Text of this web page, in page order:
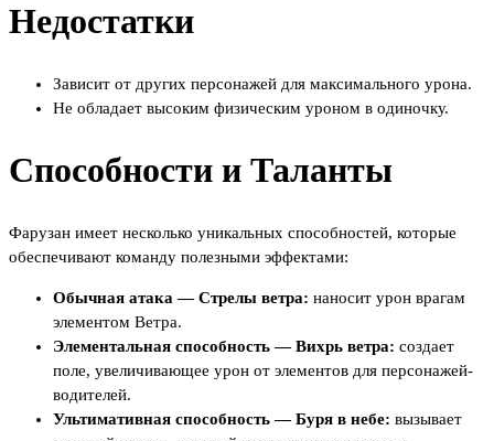
Недостатки
Зависит от других персонажей для максимального урона.
Не обладает высоким физическим уроном в одиночку.
Способности и Таланты
Фарузан имеет несколько уникальных способностей, которые
обеспечивают команду полезными эффектами:
Обычная атака — Стрелы ветра: наносит урон врагам
элементом Ветра.
Элементальная способность — Вихрь ветра: создает
поле, увеличивающее урон от элементов для персонажей-
водителей.
Ультимативная способность — Буря в небе: вызывает